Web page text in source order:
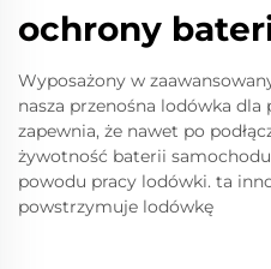
ochrony
Wyposażony w
nasza przenośna lodówka
zapewnia, że nawet po
żywotność baterii
powodu pracy lodówki. ta
powstrzymuje lodówkę